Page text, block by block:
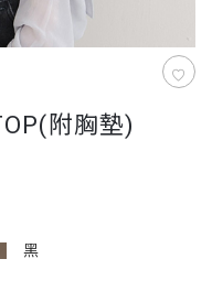
附胸墊)
黑